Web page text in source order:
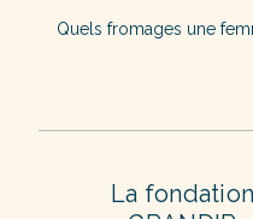
Quels fromages une
La fondation